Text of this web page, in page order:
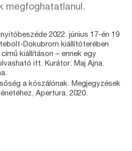
megfoghatatlanul.
2022. június 17-én 19
Dokubrom kiállítóterében
kiállításon – ennek egy
itt. Kurátor: Maj Ajna.
a kószálónak. Megjegyzések
Apertura, 2020.